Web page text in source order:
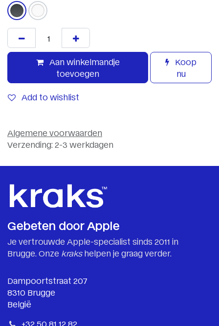
Aan winkelmandje
toevoegen
Koop
nu
Add to wishlist
Algemene voorwaarden
Verzending: 2-3 werkdagen
Gebeten door Apple
Je vertrouwde Apple-specialist sinds 2011 in
Brugge. Onze krakshelpen je graag verder.
Dampoortstraat 207
8310 Brugge
België
+32 50 81 12 82